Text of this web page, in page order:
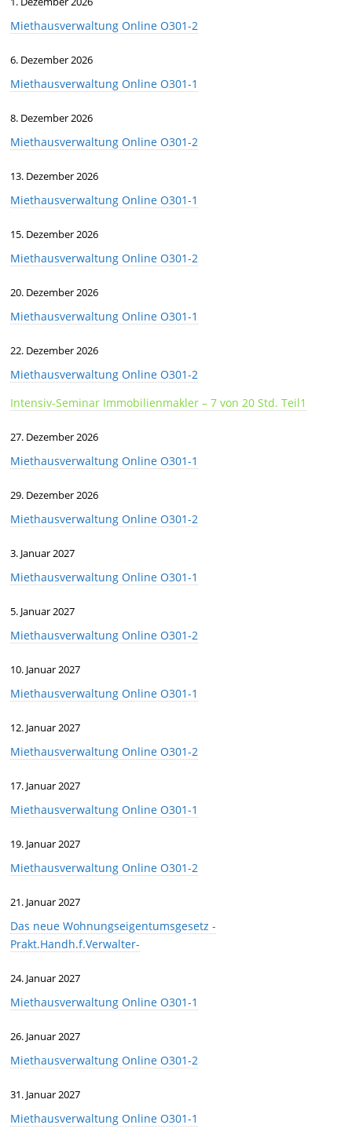
Miethausverwaltung Online O301-2
6. Dezember 2026
Miethausverwaltung Online O301-1
8. Dezember 2026
Miethausverwaltung Online O301-2
13. Dezember 2026
Miethausverwaltung Online O301-1
15. Dezember 2026
Miethausverwaltung Online O301-2
20. Dezember 2026
Miethausverwaltung Online O301-1
22. Dezember 2026
Miethausverwaltung Online O301-2
Intensiv-Seminar Immobilienmakler – 7 von 20 Std. Teil1
27. Dezember 2026
Miethausverwaltung Online O301-1
29. Dezember 2026
Miethausverwaltung Online O301-2
3. Januar 2027
Miethausverwaltung Online O301-1
5. Januar 2027
Miethausverwaltung Online O301-2
10. Januar 2027
Miethausverwaltung Online O301-1
12. Januar 2027
Miethausverwaltung Online O301-2
17. Januar 2027
Miethausverwaltung Online O301-1
19. Januar 2027
Miethausverwaltung Online O301-2
21. Januar 2027
Das neue Wohnungseigentumsgesetz -
Prakt.Handh.f.Verwalter-
24. Januar 2027
Miethausverwaltung Online O301-1
26. Januar 2027
Miethausverwaltung Online O301-2
31. Januar 2027
Miethausverwaltung Online O301-1